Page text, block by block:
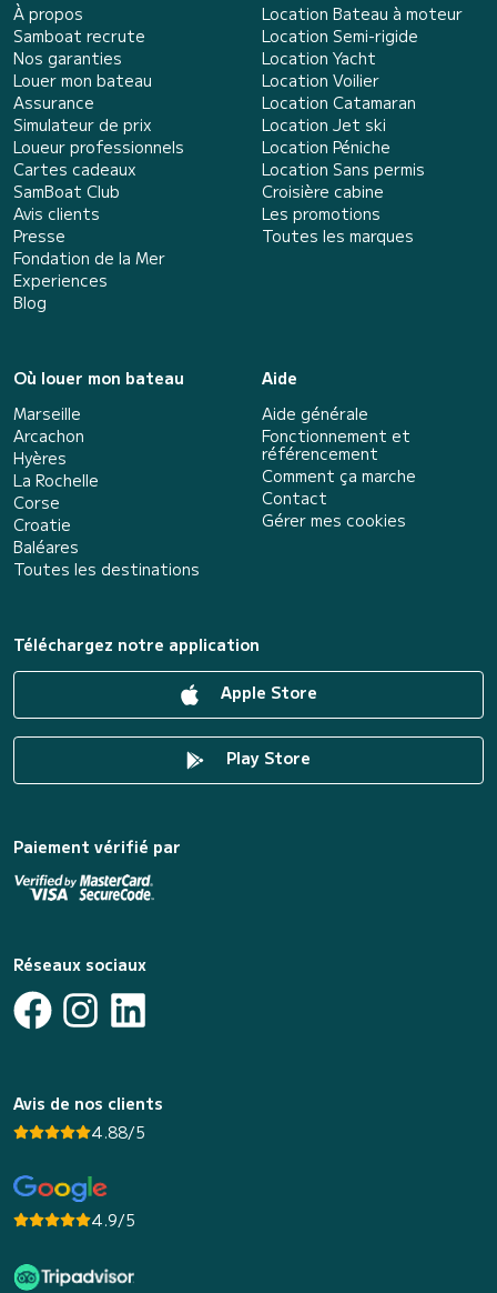
À propos
Samboat recrute
Nos garanties
Louer mon bateau
Assurance
Simulateur de prix
Loueur professionnels
Cartes cadeaux
SamBoat Club
Avis clients
Presse
Fondation de la Mer
Experiences
Blog
Location Bateau à moteur
Location Semi-rigide
Location Yacht
Location Voilier
Location Catamaran
Location Jet ski
Location Péniche
Location Sans permis
Croisière cabine
Les promotions
Toutes les marques
Où louer mon bateau
Marseille
Arcachon
Hyères
La Rochelle
Corse
Croatie
Baléares
Toutes les destinations
Aide
Aide générale
Fonctionnement et
référencement
Comment ça marche
Contact
Gérer mes cookies
Téléchargez notre application
Apple Store
Play Store
Paiement vérifié par
Réseaux sociaux
Avis de nos clients
4.88/5
4.9/5